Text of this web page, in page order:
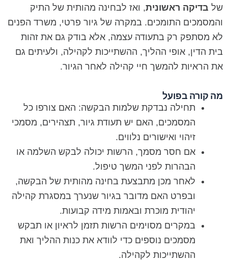
של בדיקה ראשונית, ואז לבחינה מהותית של התיק
והמסמכים התומכים. במקרה של גיור פרטי, משרד הפנים
לא מסתפק רק בתעודה עצמה, אלא בודק גם את זהות
בית הדין, אופי ההליך, ההשתייכות לקהילה, ולעיתים גם
את הראיות להמשך חיי קהילה לאחר הגיור.
מה קורה בפועל
תחילה נבדקת שלמות הבקשה: האם צורפו כל
המסמכים, האם יש תעודת גיור, תצהירים, מסמכי
זיהוי ואישורים נלווים.
אם חסר מסמך, הרשות יכולה לבקש השלמה או
הבהרות לפני המשך טיפול.
לאחר מכן מתבצעת בחינה מהותית של הבקשה,
ובפרט האם מדובר בגיור שנערך במסגרת קהילה
יהודית מוכרת ובאמות מידה קבועות.
במקרים מסוימים הרשות תזמן לראיון או תבקש
מסמכים נוספים כדי לוודא את כנות ההליך ואת
ההשתייכות לקהילה.